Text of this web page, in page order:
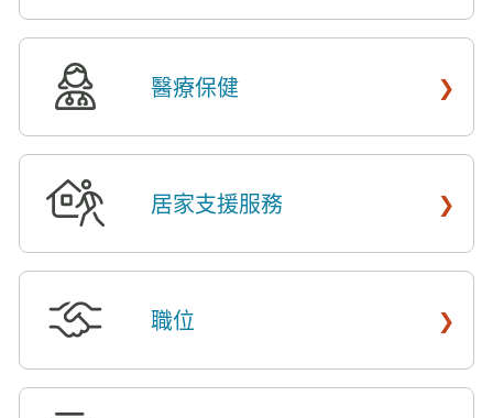
醫療保健 ›
居家支援服務 ›
職位 ›